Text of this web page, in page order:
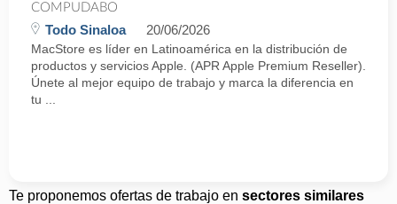
COMPUDABO
Todo Sinaloa 20/06/2026
MacStore es líder en Latinoamérica en la distribución de
productos y servicios Apple. (APR Apple Premium Reseller).
Únete al mejor equipo de trabajo y marca la diferencia en
tu ...
Te proponemos ofertas de trabajo en sectores similares